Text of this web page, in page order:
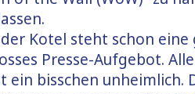
Kotel steht schon eine
Presse-Aufgebot.
ein bisschen